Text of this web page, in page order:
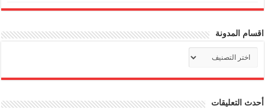
اقسام المدونة
المدونة
أحدث التعليقات